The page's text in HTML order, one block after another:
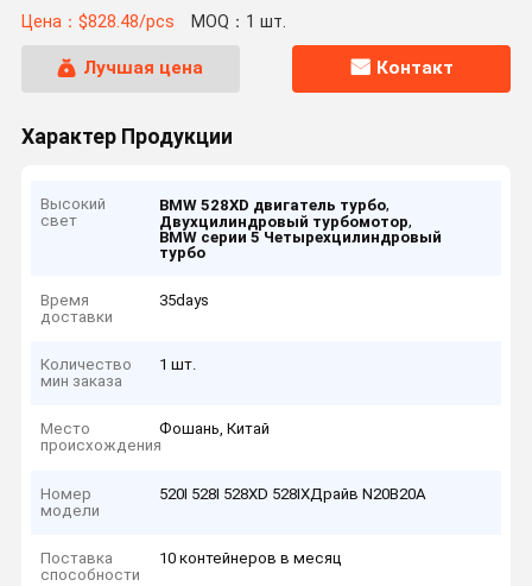
528I 528XD 528IXDrive N20B20A 2.0T
Цена：$828.48/pcs MOQ：1 шт.
Лучшая цена Контакт
Характер Продукции
Высокий
свет
BMW 528XD двигатель турбо,
Двухцилиндровый турбомотор,
BMW серии 5 Четырехцилиндровый
турбо
Время
доставки
35days
Количество
мин заказа
1 шт.
Место
происхождения
Фошань, Китай
Номер
модели
520I 528I 528XD 528IXДрайв N20B20A
Поставка
способности
10 контейнеров в месяц